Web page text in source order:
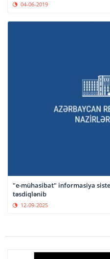
04-06-2019
"e-mühasibat" informasiya
təsdiqlənib
12-09-2025